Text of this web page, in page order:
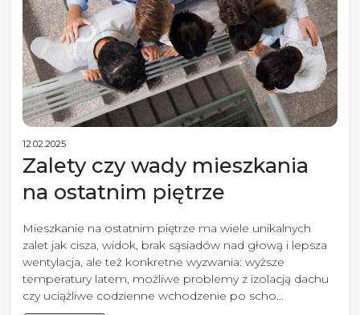
12.02.2025
Zalety czy wady mieszkania
na ostatnim piętrze
Mieszkanie na ostatnim piętrze ma wiele unikalnych
zalet jak cisza, widok, brak sąsiadów nad głową i lepsza
wentylacja, ale też konkretne wyzwania: wyższe
temperatury latem, możliwe problemy z izolacją dachu
czy uciążliwe codzienne wchodzenie po scho...